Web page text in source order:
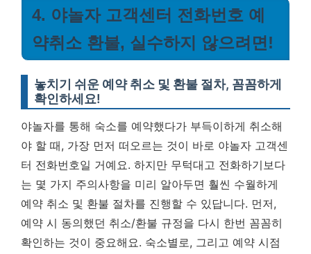
4. 야놀자 고객센터 전화번호 예
약취소 환불, 실수하지 않으려면!
놓치기 쉬운 예약 취소 및 환불 절차, 꼼꼼하게
확인하세요!
야놀자를 통해 숙소를 예약했다가 부득이하게 취소해
야 할 때, 가장 먼저 떠오르는 것이 바로 야놀자 고객센
터 전화번호일 거예요. 하지만 무턱대고 전화하기보다
는 몇 가지 주의사항을 미리 알아두면 훨씬 수월하게
예약 취소 및 환불 절차를 진행할 수 있답니다. 먼저,
예약 시 동의했던 취소/환불 규정을 다시 한번 꼼꼼히
확인하는 것이 중요해요. 숙소별로, 그리고 예약 시점